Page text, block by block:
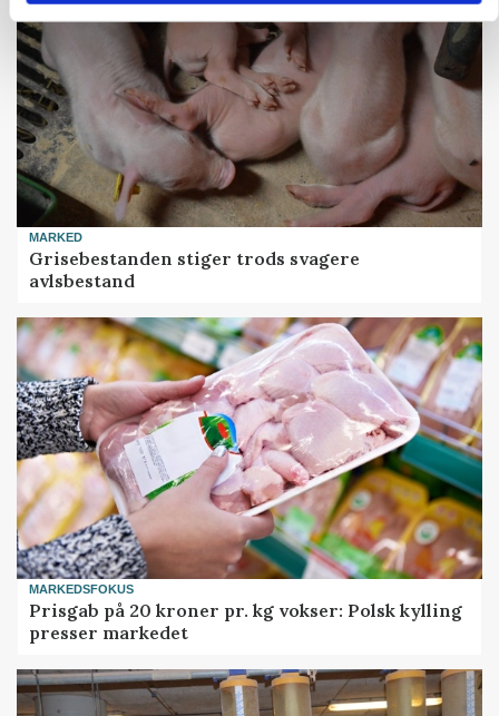
MARKED
Grisebestanden stiger trods svagere
avlsbestand
MARKEDSFOKUS
Prisgab på 20 kroner pr. kg vokser: Polsk kylling
presser markedet